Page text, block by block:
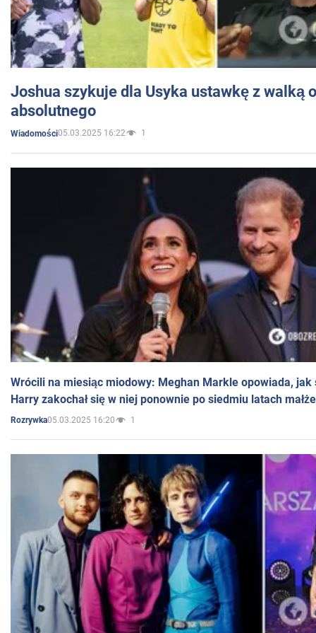
Joshua szykuje dla Usyka ustawkę z walką
absolutnego
Wiadomości05.03.2025 16:22 1
Wrócili na miesiąc miodowy: Meghan Markle opowiada, jak
Harry zakochał się w niej ponownie po siedmiu latach
Rozrywka05.03.2025 16:20 1